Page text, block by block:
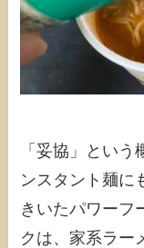
「妥協」とい
ンスタント麺に
きいたパワーフ
クは、家系ラー